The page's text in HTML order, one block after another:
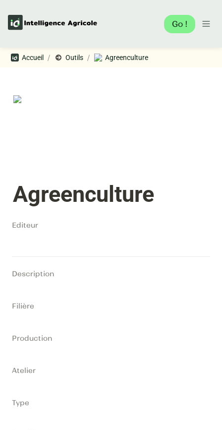
Go !
Accueil / Outils / Agreenculture
Agreenculture
Editeur
Description
Filière
Production
Atelier
Type